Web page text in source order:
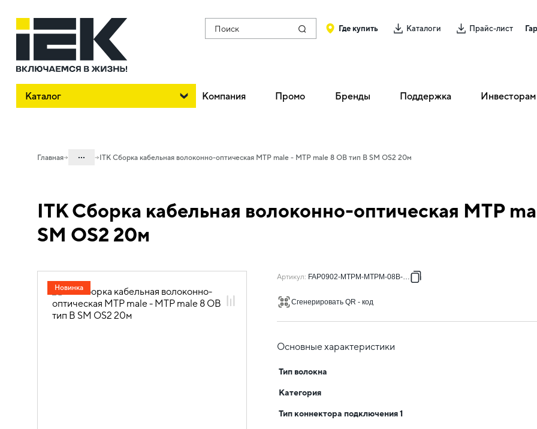
Поиск Где купить Каталоги Прайс-лист
Каталог Компания Промо Бренды Поддержка Инвесторам
Главная ...
20. Оборудование
телекоммуникационное
20.04 Оптический кабель и
сборки GREEN
20.04.01.08.01 Оптические кабельные
ITK Сборка кабельная волоконно-оптическая MTP male - MTP male 8 ОВ тип B SM OS2 20м
ITK Сборка кабельная волоконно-оптическая MTP
SM OS2 20м
Новинка
Артикул: FAP0902-MTPM-MTPM-08B-020
Сгенерировать QR - код
Основные характеристики
Тип волокна
Категория
Тип коннектора подключения 1